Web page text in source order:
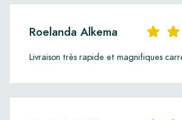
Roelanda Alkema
Livraison très rapide et magnifiques